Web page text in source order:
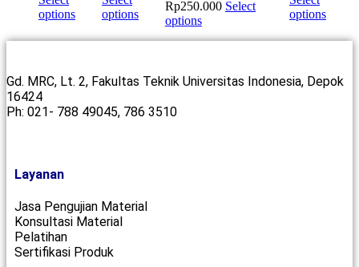
options
options
Rp250.000 Select
options
options
Gd. MRC, Lt. 2, Fakultas Teknik Universitas Indonesia, Depok
16424
Ph: 021- 788 49045, 786 3510
Layanan
Jasa Pengujian Material
Konsultasi Material
Pelatihan
Sertifikasi Produk